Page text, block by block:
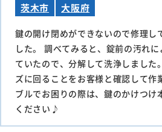
茨木市 大阪府
鍵の開け閉めができないので修理し
した。 調べてみると、錠前の汚れ
ていたので、分解して洗浄しました
ズに回ることをお客様と確認して作
ブルでお困りの際は、鍵のかけつけ
ください♪